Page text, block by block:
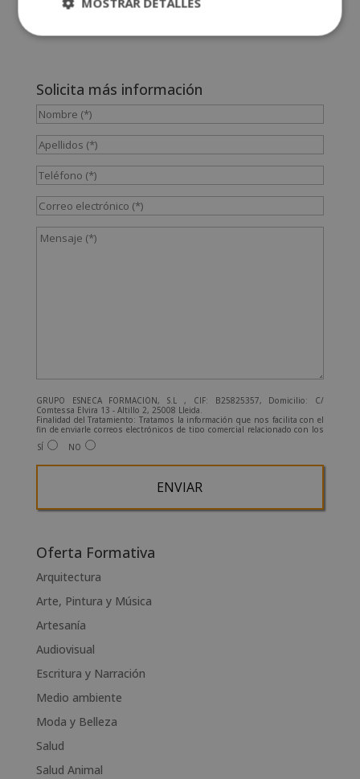
Solicita más información
GRUPO ESNECA FORMACIÓN, S.L , CIF: B25825357, Domicilio: C/
Comtessa Elvira 13 - Altillo 2, 25008 Lleida.
Finalidad del Tratamiento: Tratamos la información que nos facilita con el
fin de enviarle correos electrónicos de tipo comercial relacionado con los
productos ofrecidos y otros tipo de productos que fueran de su interés.
Legitimación del tratamiento: Consentimiento del interesado.
dirigiéndose a la dirección admin@grupoesneca.com.
Desea recibir información comercial (vía telefónica y/o email):
SÍ NO
l
e
r
n
i
v
e
Oferta Formativa
Arquitectura
Arte, Pintura y Música
Artesanía
Audiovisual
Escritura y Narración
Medio ambiente
Moda y Belleza
Salud
Salud Animal